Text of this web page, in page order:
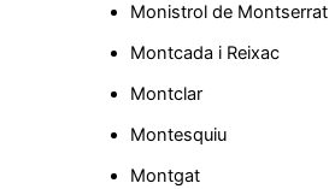
Monistrol de Montserrat
Montcada i Reixac
Montclar
Montesquiu
Montgat